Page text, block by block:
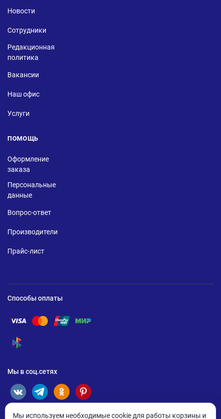
Новости
Сотрудники
Редакционная
политика
Вакансии
Наш офис
Услуги
ПОМОЩЬ
Оформление
заказа
Персональные
данные
Вопрос-ответ
Производители
Прайс-лист
Способы оплаты
Помощь по оплате Visa
Помощь по оплате Mastercard
Помощь по оплате UnionPay
Помощь по оплате Мир
Помощь по оплате СБП
Мы в соц.сетях
Мы используем необходимые cookie для работы корзины и